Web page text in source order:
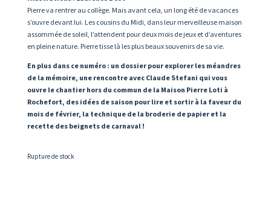
Pierre va rentrer au collège. Mais avant cela, un long été de vacances
s’ouvre devant lui. Les cousins du Midi, dans leur merveilleuse maison
assommée de soleil, l’attendent pour deux mois de jeux et d’aventures
en pleine nature. Pierre tisse là les plus beaux souvenirs de sa vie.
En plus dans ce numéro : un dossier pour explorer les méandres
de la mémoire, une rencontre avec Claude Stefani qui vous
ouvre le chantier hors du commun de la Maison Pierre Loti à
Rochefort, des idées de saison pour lire et sortir à la faveur du
mois de février, la technique de la broderie de papier et la
recette des beignets de carnaval !
Rupture de stock